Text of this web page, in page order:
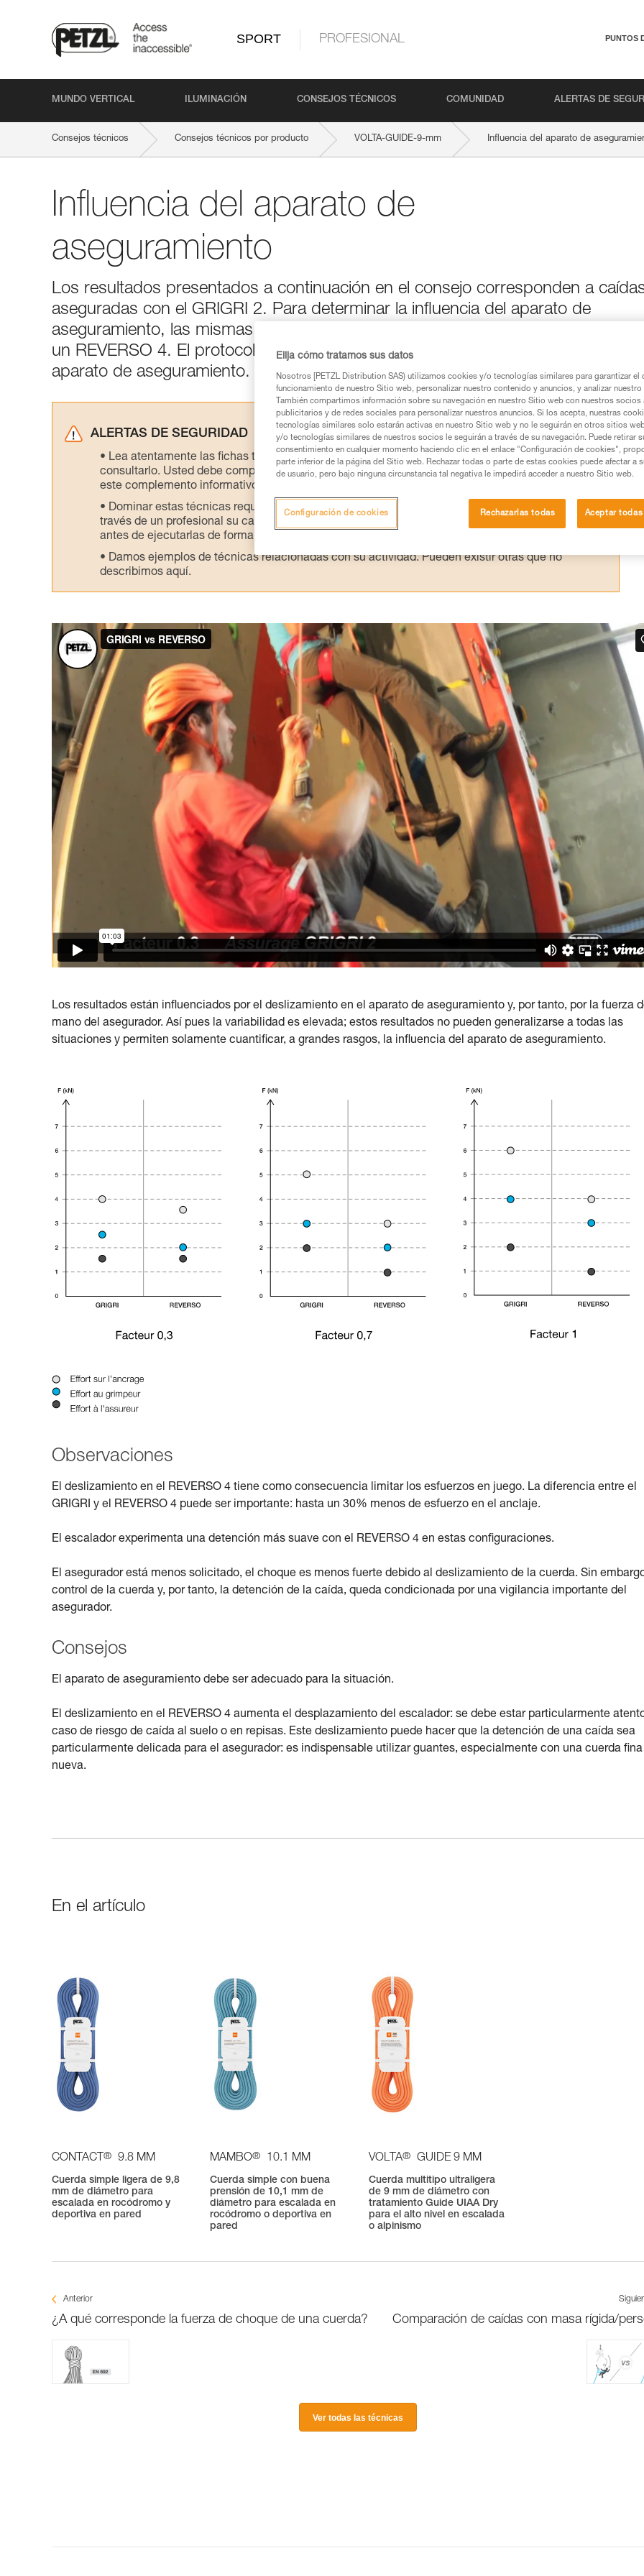
SPORT PROFESIONAL PUNTOS
MUNDO VERTICAL ILUMINACIÓN CONSEJOS TÉCNICOS COMUNIDAD ALERTAS DE
Consejos técnicos Consejos técnicos por producto VOLTA-GUIDE-9-mm Influencia del aparato de
Influencia del aparato de
aseguramiento
Los resultados presentados a continuación en el consejo corresponden a
aseguradas con el GRIGRI 2. Para determinar la influencia del aparato de
aseguramiento, las mismas caídas se han repetido reemplazando el GRIGRI 2
un REVERSO 4. El protocolo de ensayo no se ha cambiado: la única variable es
aparato de aseguramiento.
ALERTAS DE SEGURIDAD
Lea atentamente las fichas técnicas de los productos utilizados en este consejo antes de
consultarlo. Usted debe comprender la información de la ficha técnica para poder comprender
este complemento informativo.
Dominar estas técnicas requiere una formación y un entrenamiento específico. Confirme a
través de un profesional su capacidad para ejecutar estas técnicas, solo y con total seguridad,
antes de ejecutarlas de forma autónoma.
Damos ejemplos de técnicas relacionadas con su actividad. Pueden existir otras que no
describimos aquí.
Los resultados están influenciados por el deslizamiento en el aparato de aseguramiento y, por tanto, por la fuerza
mano del asegurador. Así pues la variabilidad es elevada; estos resultados no pueden generalizarse a todas las
situaciones y permiten solamente cuantificar, a grandes rasgos, la influencia del aparato de aseguramiento.
Observaciones
El deslizamiento en el REVERSO 4 tiene como consecuencia limitar los esfuerzos en juego. La diferencia entre el
GRIGRI y el REVERSO 4 puede ser importante: hasta un 30% menos de esfuerzo en el anclaje.
El escalador experimenta una detención más suave con el REVERSO 4 en estas configuraciones.
El asegurador está menos solicitado, el choque es menos fuerte debido al deslizamiento de la cuerda. Sin
control de la cuerda y, por tanto, la detención de la caída, queda condicionada por una vigilancia importante del
asegurador.
Consejos
El aparato de aseguramiento debe ser adecuado para la situación.
El deslizamiento en el REVERSO 4 aumenta el desplazamiento del escalador: se debe estar particularmente
caso de riesgo de caída al suelo o en repisas. Este deslizamiento puede hacer que la detención de una caída sea
particularmente delicada para el asegurador: es indispensable utilizar guantes, especialmente con una cuerda fina
nueva.
En el artículo
CONTACT ® 9.8 MM
Cuerda simple ligera de 9,8
mm de diámetro para
escalada en rocódromo y
deportiva en pared
MAMBO® 10.1 MM
Cuerda simple con buena
prensión de 10,1 mm de
diámetro para escalada en
rocódromo o deportiva en
pared
VOLTA® GUIDE 9 MM
Cuerda multitipo ultraligera
de 9 mm de diámetro con
tratamiento Guide UIAA Dry
para el alto nivel en escalada
o alpinismo
Anterior
¿A qué corresponde la fuerza de choque de una cuerda? Comparación de caídas con masa rígida/
Ver todas las técnicas
Elija cómo tratamos sus datos
Nosotros [PETZL Distribution SAS) utilizamos cookies y/o tecnologías similares para garantizar el
funcionamiento de nuestro Sitio web, personalizar nuestro contenido y anuncios, y analizar
También compartimos información sobre su navegación en nuestro Sitio web con nuestros socios
publicitarios y de redes sociales para personalizar nuestros anuncios. Si los acepta, nuestras
tecnologías similares solo estarán activas en nuestro Sitio web y no le seguirán en otros sitios
y/o tecnologías similares de nuestros socios le seguirán a través de su navegación. Puede retirar
consentimiento en cualquier momento haciendo clic en el enlace "Configuración de cookies",
parte inferior de la página del Sitio web. Rechazar todas o parte de estas cookies puede afectar a
de usuario, pero bajo ninguna circunstancia tal negativa le impedirá acceder a nuestro Sitio web.
Rechazarlas todas Aceptar
Configuración de cookies